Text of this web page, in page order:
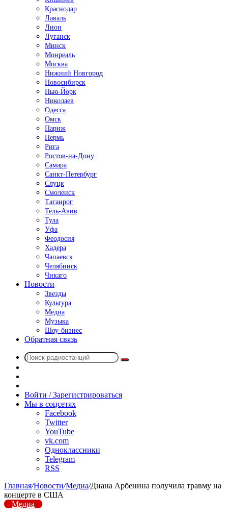
Краснодар
Лаваль
Лион
Луганск
Минск
Монреаль
Москва
Нижний Новгород
Новосибирск
Нью-Йорк
Николаев
Одесса
Омск
Париж
Пермь
Рига
Ростов-на-Дону
Самара
Санкт-Петербург
Слуцк
Смоленск
Таганрог
Тель-Авив
Тула
Уфа
Феодосия
Хадера
Чапаевск
Челябинск
Чикаго
Новости
Звезды
Культура
Медиа
Музыка
Шоу-бизнес
Обратная связь
Поиск
радио
Войти / Зарегистрироваться
Мы в соцсетях
Facebook
Twitter
YouTube
vk.com
Одноклассники
Telegram
RSS
Главная/Новости/Медиа/Диана Арбенина получила травму на
концерте в США
Медиа